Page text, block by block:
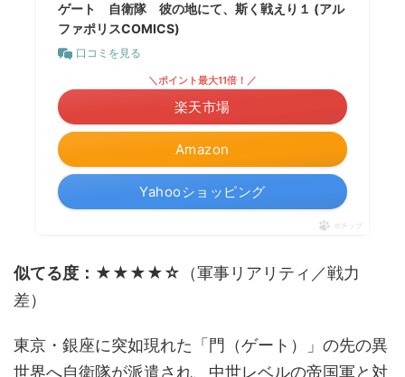
ゲート 自衛隊 彼の地にて、斯く戦えり１ (アル
ファポリスCOMICS)
口コミを見る
Amazon
＼ポイント最大11倍！／
楽天市場
Yahooショッピング
ポチップ
似てる度：★★★★☆ （軍事リアリティ／戦力
差）
東京・銀座に突如現れた「門（ゲート）」の先の異
世界へ自衛隊が派遣され、中世レベルの帝国軍と対